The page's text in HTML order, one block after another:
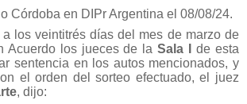
Córdoba en DIPr Argentina el 08/08/24.
los veintitrés días del mes de marzo de
Acuerdo los jueces de laSala Ide esta
sentencia en los autos mencionados, y
el orden del sorteo efectuado, el juez
, dijo: